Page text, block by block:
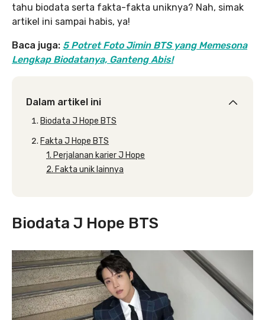
tahu biodata serta fakta-fakta uniknya? Nah, simak
artikel ini sampai habis, ya!
Baca juga: 5 Potret Foto Jimin BTS yang Memesona
Lengkap Biodatanya, Ganteng Abis!
Dalam artikel ini
Biodata J Hope BTS
Fakta J Hope BTS
1. Perjalanan karier J Hope
2. Fakta unik lainnya
Biodata J Hope BTS